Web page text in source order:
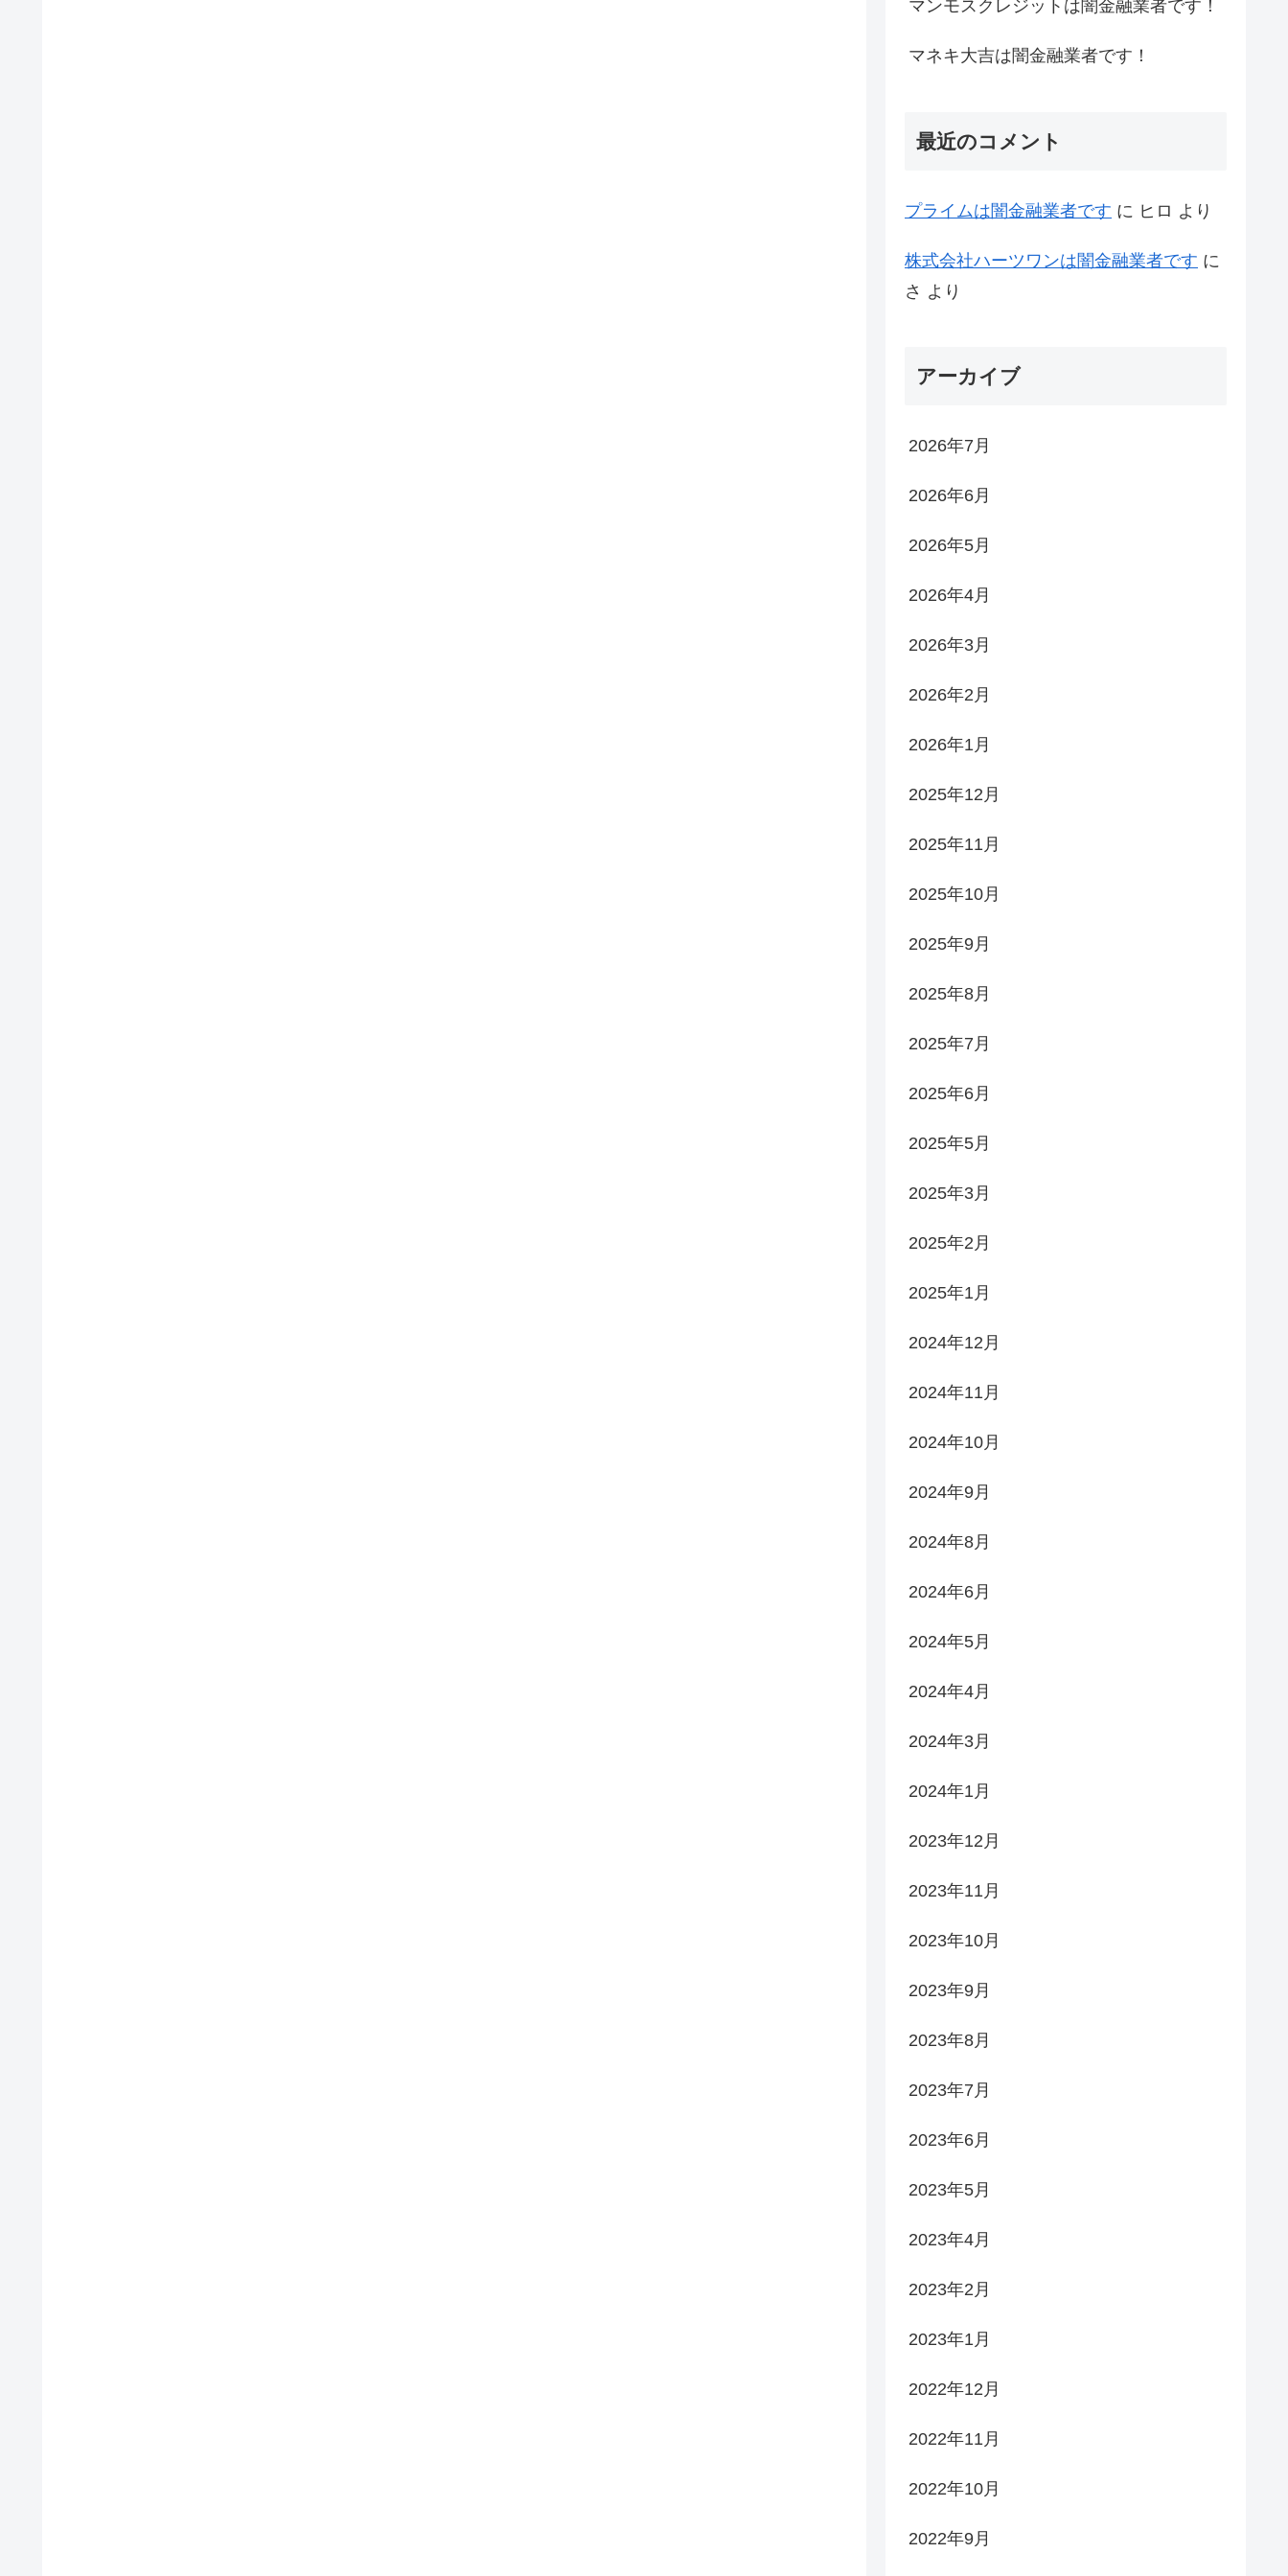
マンモスクレジットは闇金融業者です！
マネキ大吉は闇金融業者です！
最近のコメント
プライム は闇金融業者です に ヒロ より
株式会社ハーツワンは闇金融業者です に
さ より
アーカイブ
2026年7月
2026年6月
2026年5月
2026年4月
2026年3月
2026年2月
2026年1月
2025年12月
2025年11月
2025年10月
2025年9月
2025年8月
2025年7月
2025年6月
2025年5月
2025年3月
2025年2月
2025年1月
2024年12月
2024年11月
2024年10月
2024年9月
2024年8月
2024年6月
2024年5月
2024年4月
2024年3月
2024年1月
2023年12月
2023年11月
2023年10月
2023年9月
2023年8月
2023年7月
2023年6月
2023年5月
2023年4月
2023年2月
2023年1月
2022年12月
2022年11月
2022年10月
2022年9月